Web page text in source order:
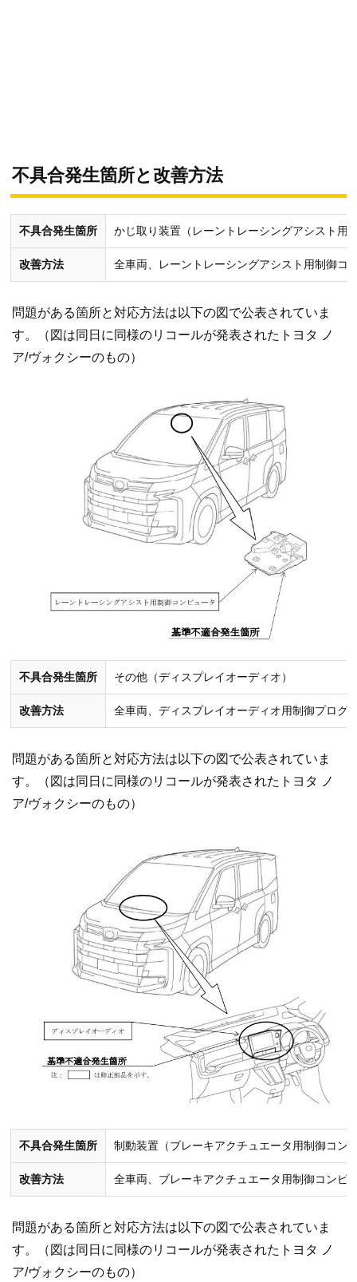
不具合発生箇所と改善方法
不具合発生箇所 かじ取り装置（レーントレーシングアシスト用
改善方法 全車両、レーントレーシングアシスト用制御コ
問題がある箇所と対応方法は以下の図で公表されていま
す。（図は同日に同様のリコールが発表されたトヨタ ノ
ア/ヴォクシーのもの）
不具合発生箇所 その他（ディスプレイオーディオ）
改善方法 全車両、ディスプレイオーディオ用制御プログ
問題がある箇所と対応方法は以下の図で公表されていま
す。（図は同日に同様のリコールが発表されたトヨタ ノ
ア/ヴォクシーのもの）
不具合発生箇所 制動装置（ブレーキアクチュエータ用制御コン
改善方法 全車両、ブレーキアクチュエータ用制御コンピ
問題がある箇所と対応方法は以下の図で公表されていま
す。（図は同日に同様のリコールが発表されたトヨタ ノ
ア/ヴォクシーのもの）